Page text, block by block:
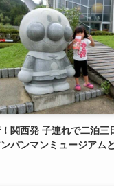
関西発 子連れで二泊三
パンマンミュージアム